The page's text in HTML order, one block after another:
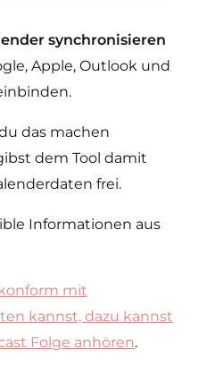
synchronisieren
Apple, Outlook und
das machen
dem Tool damit
frei.
Informationen aus
mit
kannst, dazu kannst
Folge anhören.